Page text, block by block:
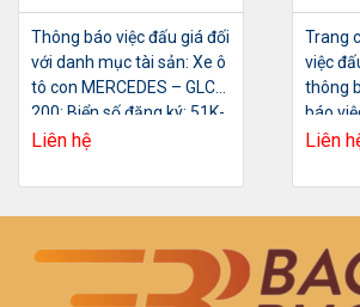
Thông báo việc đấu giá đối
với danh mục tài sản: Xe ô
tô con MERCEDES – GLC
200; Biển số đăng ký: 51K-
722.25; Số máy:
khung:
RLM0G8BB8NV019822;
loại (Model code): GLC
200; Loại xe: Ô tô con; Màu
Liên hệ
Trang chủ >
việc đấu giá >
thông
báo
danh
dụng
Liên